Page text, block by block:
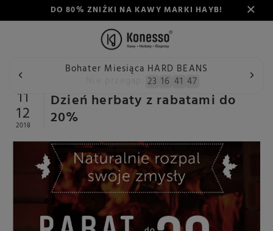
DO 80% ZNIŻKI NA KAWY MARKI HAYB!
Bohater Miesiąca HARD BEANS
23 16 41 46
Wstecz Konesso Aktualności Dzień herbaty z
11
12
2018
Dzień herbaty z rabatami do
20%